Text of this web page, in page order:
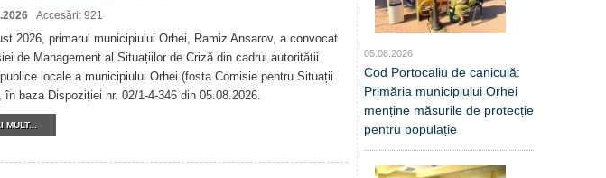
Accesări: 921
2026, primarul municipiului Orhei, Ramiz Ansarov, a convocat
de Management al Situațiilor de Criză din cadrul autorității
locale a municipiului Orhei (fosta Comisie pentru Situații
în baza Dispoziției nr. 02/1-4-346 din 05.08.2026.
05.08.2026
Cod Portocaliu de caniculă:
Primăria municipiului Orhei
menține măsurile de protecție
pentru populație